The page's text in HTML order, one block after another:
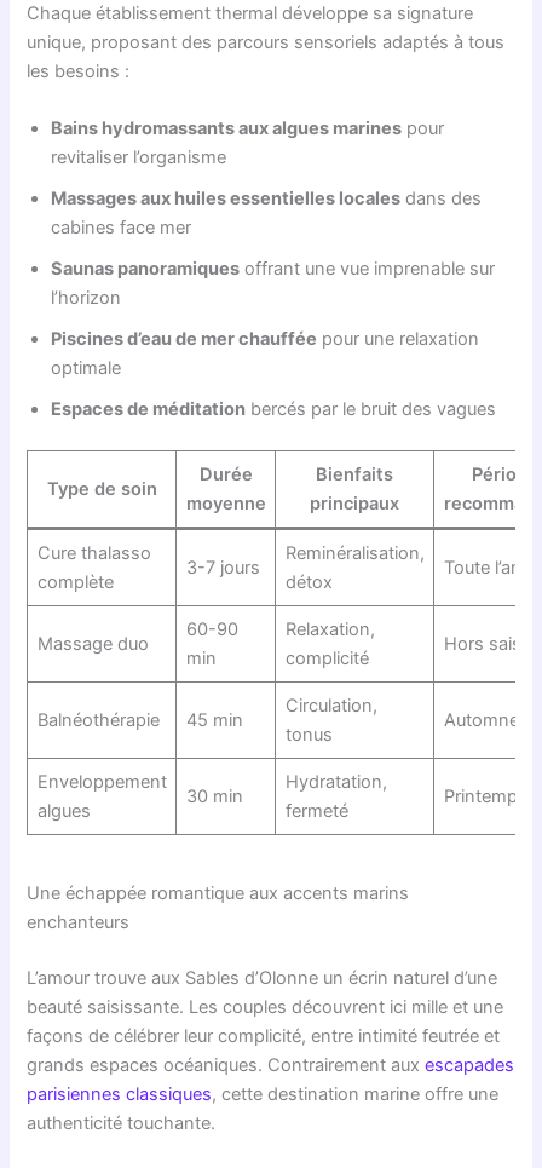
Chaque établissement thermal développe sa signature
unique, proposant des parcours sensoriels adaptés à tous
les besoins :
Bains hydromassants aux algues marines pour
revitaliser l’organisme
Massages aux huiles essentielles locales dans des
cabines face mer
Saunas panoramiques offrant une vue imprenable sur
l’horizon
Piscines d’eau de mer chauffée pour une relaxation
optimale
Espaces de méditation bercés par le bruit des vagues
Type de soin
Durée
moyenne
Bienfaits
principaux
Période
Cure thalasso
complète
3-7 jours
Reminéralisation,
détox
Toute
Massage duo
60-90
min
Relaxation,
complicité
Hors saison
Balnéothérapie 45 min
Circulation,
tonus
Automne-
Enveloppement
algues
30 min
Hydratation,
fermeté
Printemps-
Une échappée romantique aux accents marins
enchanteurs
L’amour trouve aux Sables d’Olonne un écrin naturel d’une
beauté saisissante. Les couples découvrent ici mille et une
façons de célébrer leur complicité, entre intimité feutrée et
grands espaces océaniques. Contrairement auxescapades
parisiennes classiques, cette destination marine offre une
authenticité touchante.